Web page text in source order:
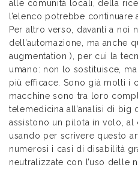
alle comunità locali, della
l’elenco potrebbe continuare
Per altro verso, davanti a noi
dell’automazione, ma anche
augmentation ), per cui la
umano: non lo sostituisce,
più efficace. Sono già molti i
macchine sono tra loro
telemedicina all’analisi di big
assistono un pilota in volo, al
usando per scrivere questo
numerosi i casi di disabilità
neutralizzate con l’uso delle